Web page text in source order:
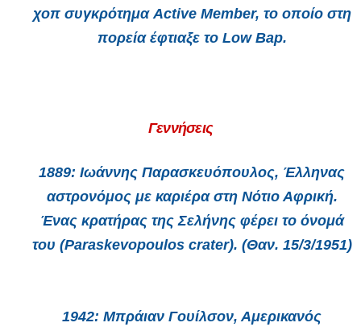
χοπ συγκρότημα Active Member, το οποίο στη
πορεία έφτιαξε το Low Bap.
Γεννήσεις
1889: Ιωάννης Παρασκευόπουλος, Έλληνας
αστρονόμος με καριέρα στη Νότιο Αφρική.
Ένας κρατήρας της Σελήνης φέρει το όνομά
του (Paraskevopoulos crater). (Θαν. 15/3/1951)
1942: Μπράιαν Γουίλσον, Αμερικανός